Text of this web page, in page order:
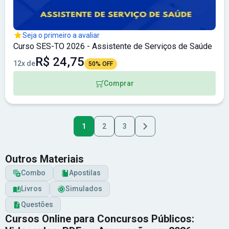
Seja o primeiro a avaliar
Curso SES-TO 2026 - Assistente de Serviços de Saúde
12x deR$ 24,75 50% OFF
Comprar
1 2 3
Outros Materiais
Combo
Apostilas
Livros
Simulados
Questões
Cursos Online para Concursos Públicos: